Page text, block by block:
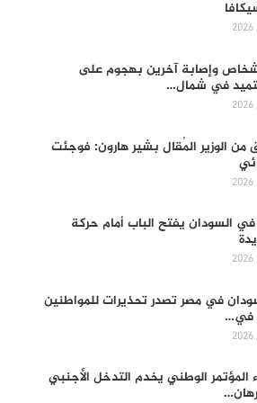
4 أشخاص وإصابة آخرين بهجوم على
في شمال…
من الوزير المُقال بشير هارون: فوجئت
في السودان يفتح الباب أمام حركة
في مصر تصدر تحذيرات للمواطنين
في…
المؤتمر الوطني يخدم التدخل الأجنبي